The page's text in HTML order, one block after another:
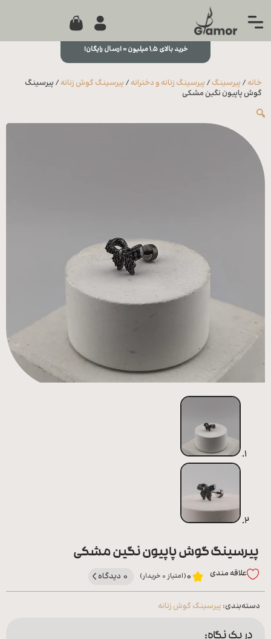
جستجو...
مجله
محصولات
0
خرید بالای ۱,۵ میلیون = ارسال رایگان!
خانه / پیرسینگ / پیرسینگ زنانه و دخترانه / پیرسینگ گوش زنانه / پیرسینگ
گوش پاپیون نگین مشکی
🔍
پیرسینگ گوش پاپیون نگین مشکی
علاقه‌ مندی 0(امتیاز 0 خریدار) 0 دیدگاه
دسته‌بندی: پیرسینگ گوش زنانه